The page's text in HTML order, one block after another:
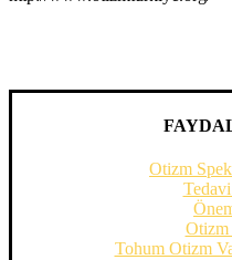
Otizm
Otizm
Tohum Otizm